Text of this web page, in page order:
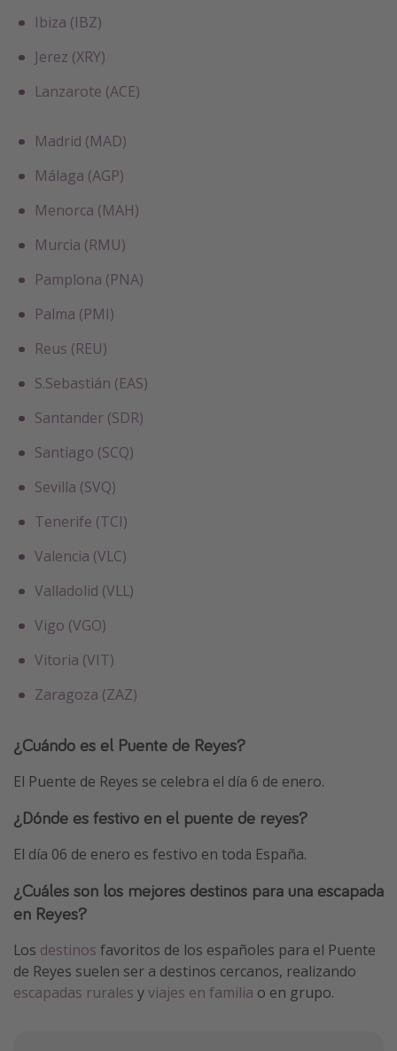
Ibiza (IBZ)
Jerez (XRY)
Lanzarote (ACE)
Madrid (MAD)
Málaga (AGP)
Menorca (MAH)
Murcia (RMU)
Pamplona (PNA)
Palma (PMI)
Reus (REU)
S.Sebastián (EAS)
Santander (SDR)
Santiago (SCQ)
Sevilla (SVQ)
Tenerife (TCI)
Valencia (VLC)
Valladolid (VLL)
Vigo (VGO)
Vitoria (VIT)
Zaragoza (ZAZ)
¿Cuándo es el Puente de Reyes?
El Puente de Reyes se celebra el día 6 de enero.
¿Dónde es festivo en el puente de reyes?
El día 06 de enero es festivo en toda España.
¿Cuáles son los mejores destinos para una escapada
en Reyes?
Los destinos favoritos de los españoles para el Puente
de Reyes suelen ser a destinos cercanos, realizando
escapadas rurales yviajes en familia o en grupo.